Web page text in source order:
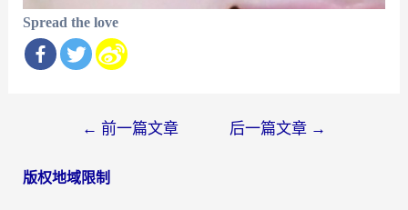
Spread the love
导
← 前一篇文章 后一篇文章 →
版权地域限制